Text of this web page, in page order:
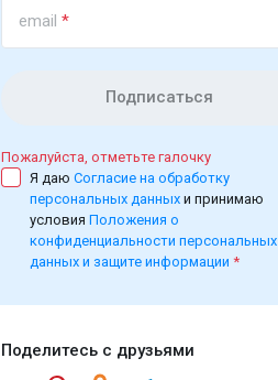
email *
Подписаться
Пожалуйста, отметьте галочку
Я даюСогласие на обработку
персональных данныхи принимаю
условияПоложения о
конфиденциальности персональных
данных и защите информации *
Поделитесь с друзьями